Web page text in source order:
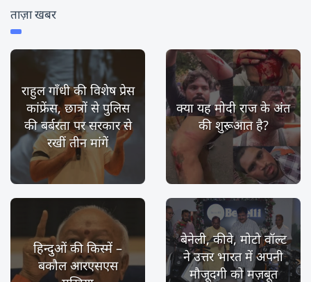
ताज़ा खबर
राहुल गाँधी की विशेष प्रेस
कांफ्रेंस, छात्रों से पुलिस
की बर्बरता पर सरकार से
रखीं तीन मांगें
क्या यह मोदी राज के अंत
की शुरूआत है?
हिन्दुओं की किस्में –
बकौल आरएसएस
बेनेली, कीवे, मोटो वॉल्ट
ने उत्तर भारत में अपनी
मौजूदगी को मज़बूत